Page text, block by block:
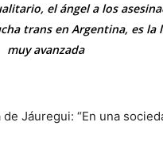
el ángel a los
trans en Argentina, es la
muy avanzada
Jáuregui: “En una